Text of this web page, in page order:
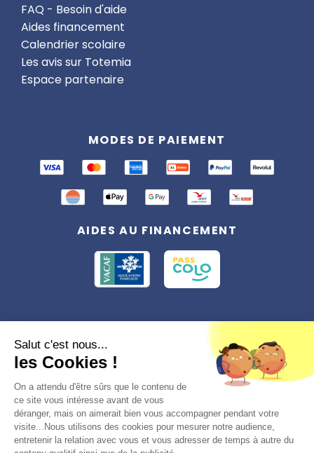
FAQ - Besoin d'aide
Aides financement
Calendrier scolaire
Les avis sur Totemia
Espace partenaire
MODES DE PAIEMENT
AIDES AU FINANCEMENT
Conformément à la réglementation applicable en matière de données
personnelles, vous disposez d'un droit d'accès, de rectification et
d'effacement, du droit à la limitation du traitement des données vous
concernant. Vous pouvez consulter
notre politique de confidentialité
Préférences des cookies >
Salut c'est nous...
les Cookies !
On a attendu d'être sûrs que le contenu de
ce site vous intéresse avant de vous
déranger, mais on aimerait bien vous accompagner pendant votre
visite...Nous utilisons des cookies pour mesurer notre audience,
entretenir la relation avec vous et vous adresser de temps à autre du